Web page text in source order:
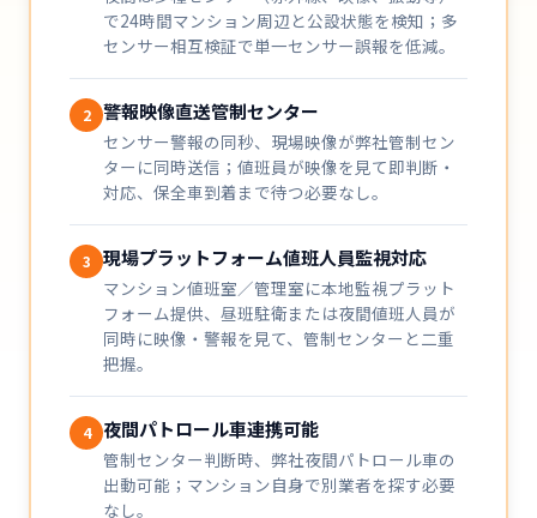
で24時間マンション周辺と公設状態を検知；多
センサー相互検証で単一センサー誤報を低減。
2 警報映像直送管制センター
センサー警報の同秒、現場映像が弊社管制セン
ターに同時送信；値班員が映像を見て即判断・
対応、保全車到着まで待つ必要なし。
3 現場プラットフォーム値班人員監視対応
マンション値班室／管理室に本地監視プラット
フォーム提供、昼班駐衛または夜間値班人員が
同時に映像・警報を見て、管制センターと二重
把握。
4 夜間パトロール車連携可能
管制センター判断時、弊社夜間パトロール車の
出動可能；マンション自身で別業者を探す必要
なし。